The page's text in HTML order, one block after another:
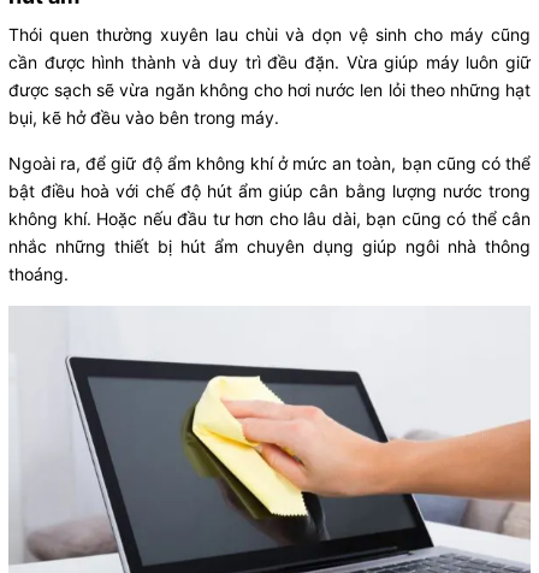
Thói quen thường xuyên lau chùi và dọn vệ sinh cho máy cũng
cần được hình thành và duy trì đều đặn. Vừa giúp máy luôn giữ
được sạch sẽ vừa ngăn không cho hơi nước len lỏi theo những hạt
bụi, kẽ hở đều vào bên trong máy.
Ngoài ra, để giữ độ ẩm không khí ở mức an toàn, bạn cũng có thể
bật điều hoà với chế độ hút ẩm giúp cân bằng lượng nước trong
không khí. Hoặc nếu đầu tư hơn cho lâu dài, bạn cũng có thể cân
nhắc những thiết bị hút ẩm chuyên dụng giúp ngôi nhà thông
thoáng.